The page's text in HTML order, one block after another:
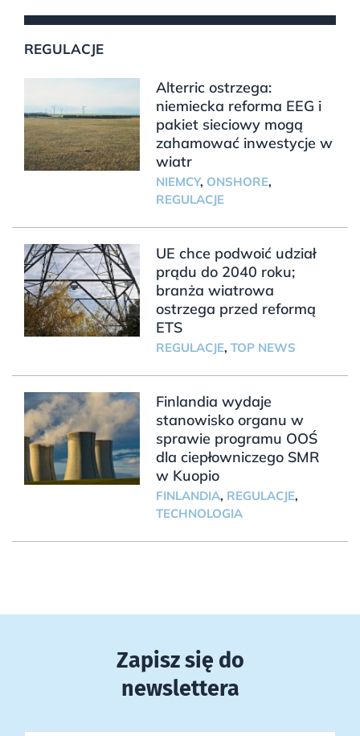
REGULACJE
Alterric ostrzega:
niemiecka reforma EEG i
pakiet sieciowy mogą
zahamować inwestycje w
wiatr
NIEMCY, ONSHORE,
REGULACJE
UE chce podwoić udział
prądu do 2040 roku;
branża wiatrowa
ostrzega przed reformą
ETS
REGULACJE, TOP NEWS
Finlandia wydaje
stanowisko organu w
sprawie programu OOŚ
dla ciepłowniczego SMR
w Kuopio
FINLANDIA, REGULACJE,
TECHNOLOGIA
Zapisz się do
newslettera